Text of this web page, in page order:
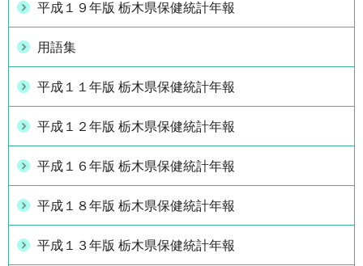
平成１９年版 栃木県保健統計年報
用語集
平成１１年版 栃木県保健統計年報
平成１２年版 栃木県保健統計年報
平成１６年版 栃木県保健統計年報
平成１８年版 栃木県保健統計年報
平成１３年版 栃木県保健統計年報